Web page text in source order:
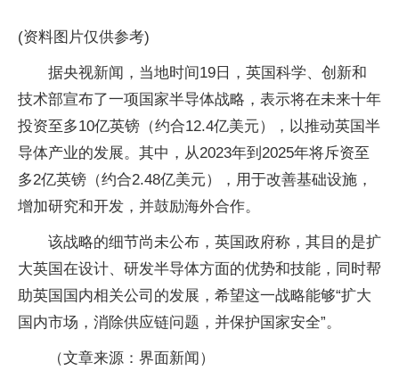
(资料图片仅供参考)
据央视新闻，当地时间19日，英国科学、创新和
技术部宣布了一项国家半导体战略，表示将在未来十年
投资至多10亿英镑（约合12.4亿美元），以推动英国半
导体产业的发展。其中，从2023年到2025年将斥资至
多2亿英镑（约合2.48亿美元），用于改善基础设施，
增加研究和开发，并鼓励海外合作。
该战略的细节尚未公布，英国政府称，其目的是扩
大英国在设计、研发半导体方面的优势和技能，同时帮
助英国国内相关公司的发展，希望这一战略能够“扩大
国内市场，消除供应链问题，并保护国家安全”。
（文章来源：界面新闻）